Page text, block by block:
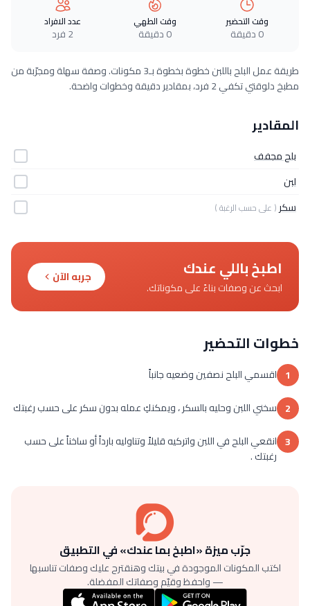
وقت التحضير
0 دقيقة
وقت الطهي
0 دقيقة
عدد الافراد
2 فرد
طريقة عمل البلح باللبن خطوة بخطوة بـ3 مكونات. وصفة سهلة ومجرّبة من
مطبخ دلوقتي تكفي 2 فرد، بمقادير دقيقة وخطوات واضحة.
المقادير
بلح مجفف
لبن
سكر ( على حسب الرغبة )
اطبخ باللي عندك
ابحث عن وصفات بناءً على مكوناتك.
جربه الآن
خطوات التحضير
1 اقسمي البلح نصفين وضعيه جانباً
2 سخني اللبن وحليه بالسكر ، ويمكنكِ عمله بدون سكر على حسب رغبتك
3 انقعي البلح في اللبن واتركيه قليلاً وتناوليه بارداً أو ساخناً على حسب
رغبتك .
جرّب ميزة «اطبخ بما عندك» في التطبيق
اكتب المكونات الموجودة في بيتك وهنقترح عليك وصفات تناسبها
— واحفظ وقيّم وصفاتك المفضلة.